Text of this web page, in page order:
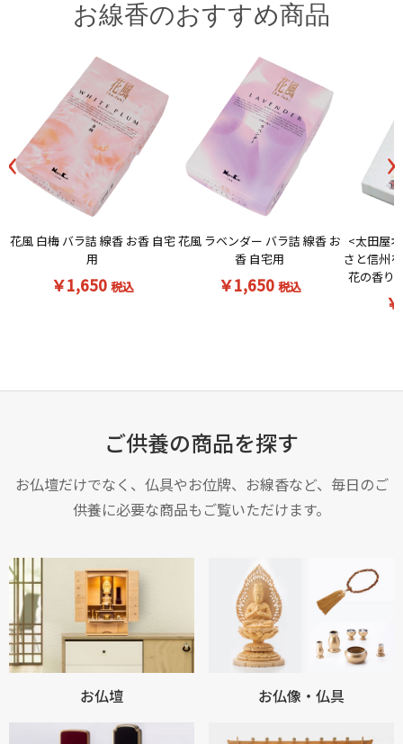
お買い物を続ける カートへ進む
お線香のおすすめ商品
‹
花風 白梅 バラ詰 線香 お香 自宅
用
￥1,650 税込
花風 ラベンダー バラ詰 線香 お
香 自宅用
￥1,650 税込
<太田屋
さと信州
花の香り
›
ご供養の商品を探す
お仏壇だけでなく、仏具やお位牌、お線香など、毎日のご
供養に必要な商品もご覧いただけます。
お仏壇 お仏像・仏具